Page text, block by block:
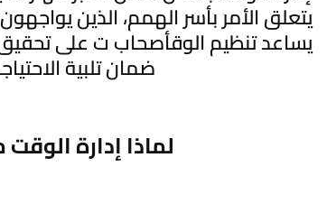
يتعلق الأمر بأسر الهمم، الذين
يساعد تنظيم الوقأصحاب ت على تحقيق
ضمان تلبية
لماذا إدارة